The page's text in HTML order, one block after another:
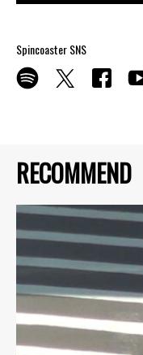
RECOMMEND
Spincoaster SNS